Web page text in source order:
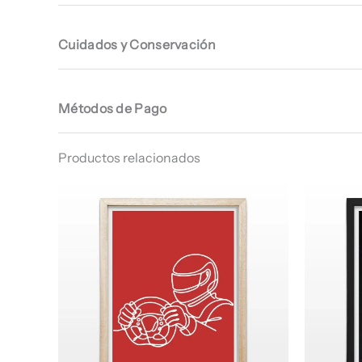
Cuidados y Conservación
Métodos de Pago
Productos relacionados
de
precios:
desde